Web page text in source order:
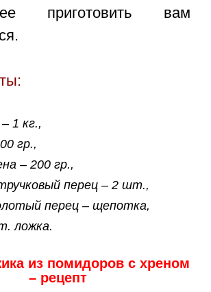
приготовить вам
1 кг.,
гр.,
– 200 гр.,
перец – 2 шт.,
перец – щепотка,
ложка.
из помидоров с хреном
– рецепт